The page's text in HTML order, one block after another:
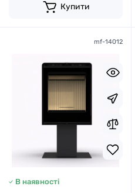
Купити
mf-14012
В наявності